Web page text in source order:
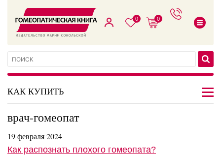
0 0
КАК КУПИТЬ
врач-гомеопат
19 февраля 2024
Как распознать плохого гомеопата?